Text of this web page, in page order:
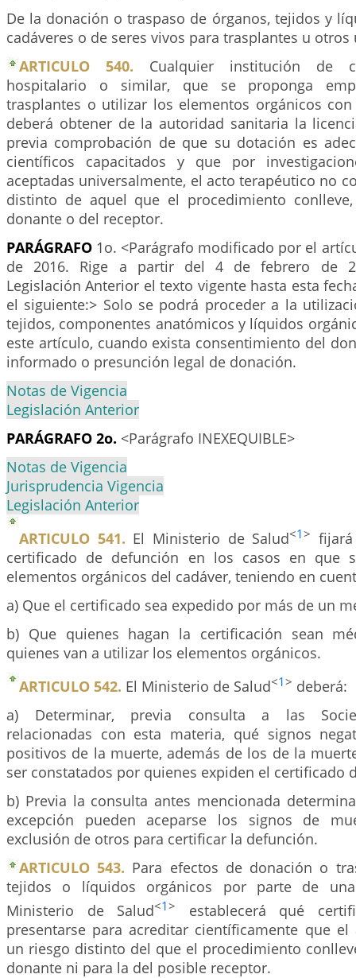
De la donación o traspaso de órganos, tejidos y
cadáveres o de seres vivos para trasplantes u
ARTICULO 540. Cualquier institución de
hospitalario o similar, que se proponga
trasplantes o utilizar los elementos orgánicos
deberá obtener de la autoridad sanitaria la
previa comprobación de que su dotación es
científicos capacitados y que por
aceptadas universalmente, el acto terapéutico no
distinto de aquel que el procedimiento
donante o del receptor.
PARÁGRAFO 1o. <Parágrafo modificado por el
de 2016. Rige a partir del 4 de febrero de
Legislación Anterior el texto vigente hasta esta
el siguiente:> Solo se podrá proceder a la
tejidos, componentes anatómicos y líquidos
este artículo, cuando exista consentimiento del
informado o presunción legal de donación.
Notas de Vigencia
Legislación Anterior
PARÁGRAFO 2o. <Parágrafo INEXEQUIBLE>
Notas de Vigencia
Jurisprudencia Vigencia
Legislación Anterior
ARTICULO 541. El Ministerio de Salud<1>
certificado de defunción en los casos en que
elementos orgánicos del cadáver, teniendo en
a) Que el certificado sea expedido por más de un
b) Que quienes hagan la certificación sean
quienes van a utilizar los elementos orgánicos.
ARTICULO 542. El Ministerio de Salud<1> deberá:
a) Determinar, previa consulta a las
relacionadas con esta materia, qué signos
positivos de la muerte, además de los de la
ser constatados por quienes expiden el certificado
b) Previa la consulta antes mencionada
excepción pueden aceparse los signos de
exclusión de otros para certificar la defunción.
ARTICULO 543. Para efectos de donación o
tejidos o líquidos orgánicos por parte de
Ministerio de Salud<1>
establecerá qué
presentarse para acreditar científicamente que
un riesgo distinto del que el procedimiento
donante ni para la del posible receptor.